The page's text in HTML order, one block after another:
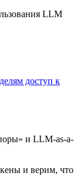
LLM
доступ к
и LLM-as-a-
и верим, что